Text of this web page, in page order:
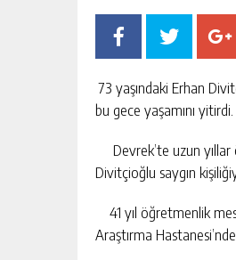
73 yaşındaki Erhan
bu gece yaşamını yitirdi.
Devrek’te uzun
Divitçioğlu saygın
41 yıl öğretmenlik
Araştırma